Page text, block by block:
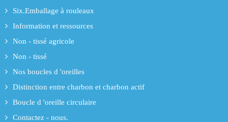
Six.Emballage à rouleaux
Information et ressources
Non - tissé agricole
Non - tissé
Nos boucles d 'oreilles
Distinction entre charbon et charbon actif
Boucle d 'oreille circulaire
Contactez - nous.